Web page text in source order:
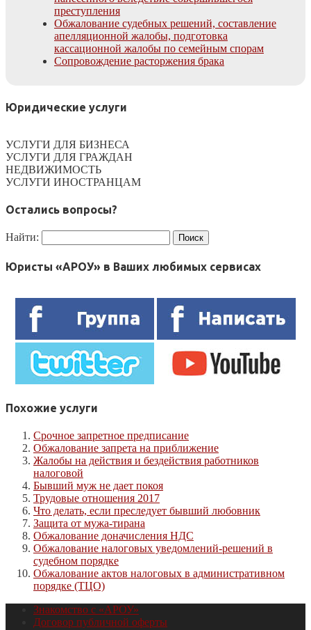
преступления
Обжалование судебных решений, составление
апелляционной жалобы, подготовка
кассационной жалобы по семейным спорам
Сопровождение расторжения брака
Юридические услуги
УСЛУГИ ДЛЯ БИЗНЕСА
УСЛУГИ ДЛЯ ГРАЖДАН
НЕДВИЖИМОСТЬ
УСЛУГИ ИНОСТРАНЦАМ
Остались вопросы?
Найти:
Юристы «АРОУ» в Ваших любимых сервисах
Похожие услуги
Срочное запретное предписание
Обжалование запрета на приближение
Жалобы на действия и бездействия работников
налоговой
Бывший муж не дает покоя
Трудовые отношения 2017
Что делать, если преследует бывший любовник
Защита от мужа-тирана
Обжалование доначисления НДС
Обжалование налоговых уведомлений-решений в
судебном порядке
Обжалование актов налоговых в административном
порядке (ТЦО)
Знакомство с «АРОУ»
Договор публичной оферты